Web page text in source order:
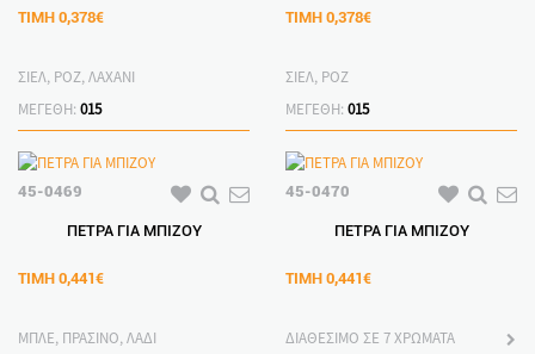
ΤΙΜΗ 0,378€
ΣΙΕΛ, ΡΟΖ, ΛΑΧΑΝΙ
ΜΕΓΕΘΗ: 015
ΤΙΜΗ 0,378€
ΣΙΕΛ, ΡΟΖ
ΜΕΓΕΘΗ: 015
45-0469
ΠΕΤΡΑ ΓΙΑ ΜΠΙΖΟΥ
ΤΙΜΗ 0,441€
ΜΠΛΕ, ΠΡΑΣΙΝΟ, ΛΑΔΙ
45-0470
ΠΕΤΡΑ ΓΙΑ ΜΠΙΖΟΥ
ΤΙΜΗ 0,441€
ΔΙΑΘΕΣΙΜΟ ΣΕ 7 ΧΡΩΜΑΤΑ